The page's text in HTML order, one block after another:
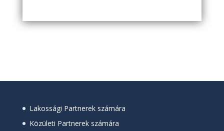
Lakossági Partnerek számára
Közületi Partnerek számára